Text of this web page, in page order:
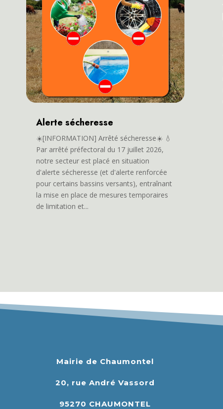
Alerte sécheresse
☀️[INFORMATION] Arrêté sécheresse☀️ 💧
Par arrêté préfectoral du 17 juillet 2026,
notre secteur est placé en situation
d'alerte sécheresse (et d'alerte renforcée
pour certains bassins versants), entraînant
la mise en place de mesures temporaires
de limitation et...
Mairie de Chaumontel
20, rue André Vassord
95270 CHAUMONTEL